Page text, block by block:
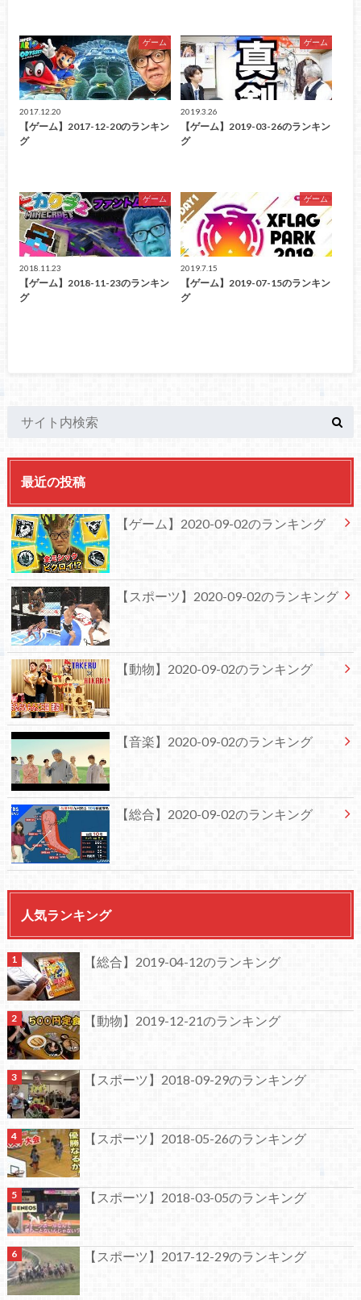
ゲーム
2017.12.20
【ゲーム】2017-12-20のランキン
グ
ゲーム
2019.3.26
【ゲーム】2019-03-26のランキン
グ
ゲーム
2018.11.23
【ゲーム】2018-11-23のランキン
グ
ゲーム
2019.7.15
【ゲーム】2019-07-15のランキン
グ
最近の投稿
【ゲーム】2020-09-02のランキング
【スポーツ】2020-09-02のランキング
【動物】2020-09-02のランキング
【音楽】2020-09-02のランキング
【総合】2020-09-02のランキング
人気ランキング
【総合】2019-04-12のランキング
【動物】2019-12-21のランキング
【スポーツ】2018-09-29のランキング
【スポーツ】2018-05-26のランキング
【スポーツ】2018-03-05のランキング
【スポーツ】2017-12-29のランキング